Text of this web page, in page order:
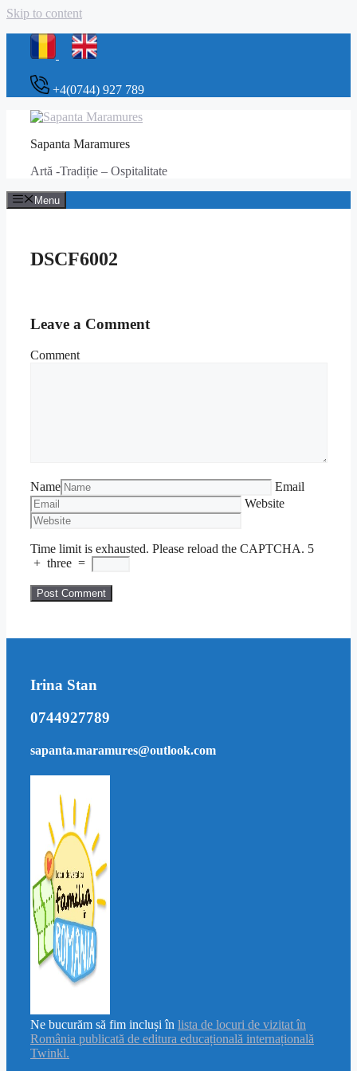
Skip to content
+4(0744) 927 789
Sapanta Maramures
Artă -Tradiție – Ospitalitate
Menu
DSCF6002
Leave a Comment
Comment
Name
Email
Website
Time limit is exhausted. Please reload the CAPTCHA. 5
+ three =
Irina Stan
0744927789
sapanta.maramures@outlook.com
Ne bucurăm să fim incluși în lista de locuri de vizitat în
România publicată de editura educațională internațională
Twinkl.